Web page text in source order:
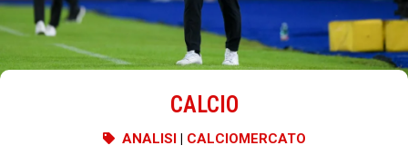
CALCIO
ANALISI| CALCIOMERCATO